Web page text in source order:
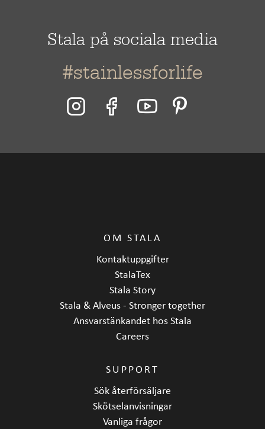
Stala på sociala media
#stainlessforlife
OM STALA
Kontaktuppgifter
StalaTex
Stala Story
Stala & Alveus - Stronger together
Ansvarstänkandet hos Stala
Careers
SUPPORT
Sök återförsäljare
Skötselanvisningar
Vanliga frågor